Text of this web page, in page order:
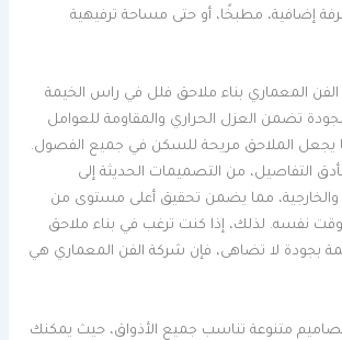
إضافية، مطبخًا، أو حتى مساحة ترفيهية
المعماري بناء ملاحق فلل في راس الخيمة
تضمن العزل الحراري والمقاومة للعوامل
يجعل الملاحق مريحة للسكن في جميع الفصول.
التفاصيل، من التصميمات الحديثة إلى
والخارجية، مما يضمن تحقيق أعلى مستوى من
نفسه. لذلك، إذا كنت ترغب في بناء ملاحق
بجودة لا تضاهى، فإن شركة الفن المعماري هي
متنوعة تناسب جميع الأذواق، حيث يمكنك